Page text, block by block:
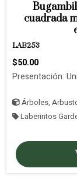
cuadrada
LAB253
$50.00
Presentación:
Árboles,
Laberintos